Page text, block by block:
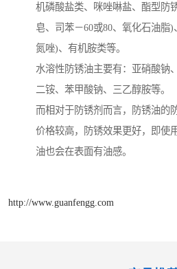
机磷酸盐类、咪唑啉盐、酯型防
皂、司苯－60或80、氧化石油脂
氮唑)、有机胺类等。
水溶性防锈油主要有：亚硝酸钠
二铵、苯甲酸钠、三乙醇胺等。
而相对于防锈剂而言，防锈油的
价格较高，防锈效果更好，即使
油也会在表面有油感。
http://www.guanfengg.com